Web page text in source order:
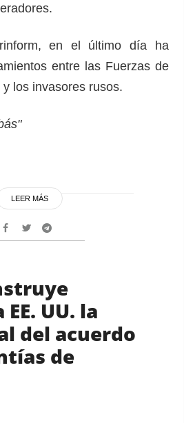
en el último día ha
entre las Fuerzas de
los invasores rusos.
LEER MÁS
UU. la
del acuerdo
de